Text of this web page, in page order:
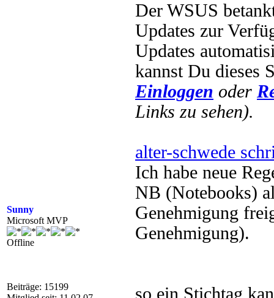
Sunny
Microsoft MVP
Offline
Beiträge: 15199
Der WSUS
Updates zur
Updates
kannst Du dieses
Einloggen oder
Links zu sehen).
alter-schwede
Ich habe neue
NB (Notebooks)
Genehmigung
Genehmigung).
so ein Stichtag